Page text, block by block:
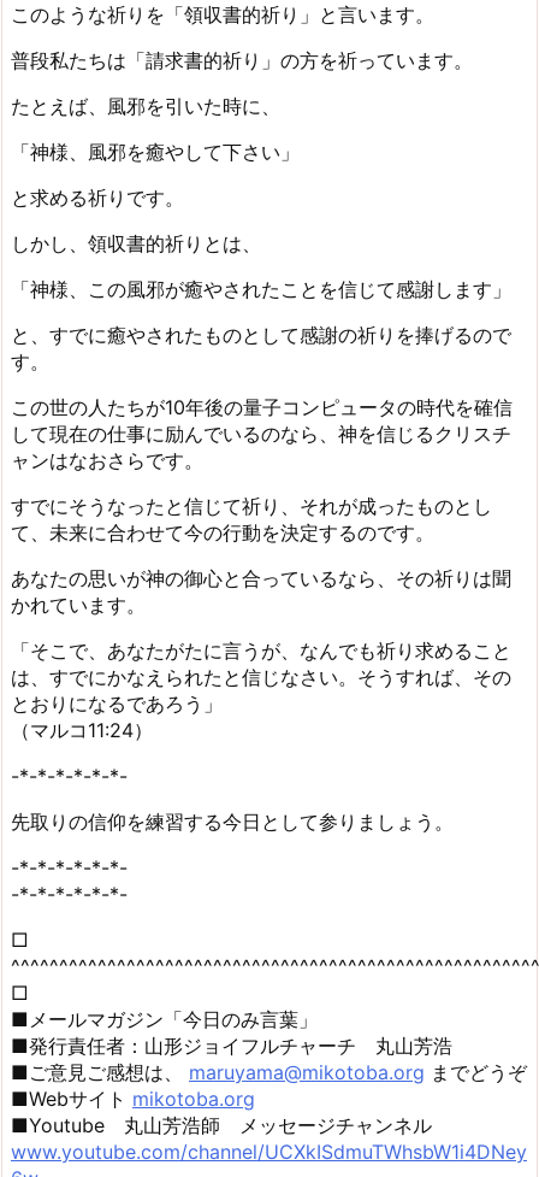
このような祈りを「領収書的祈り」と言います。
普段私たちは「請求書的祈り」の方を祈っています。
たとえば、風邪を引いた時に、
「神様、風邪を癒やして下さい」
と求める祈りです。
しかし、領収書的祈りとは、
「神様、この風邪が癒やされたことを信じて感謝します」
と、すでに癒やされたものとして感謝の祈りを捧げるので
す。
この世の人たちが10年後の量子コンピュータの時代を確信
して現在の仕事に励んでいるのなら、神を信じるクリスチ
ャンはなおさらです。
すでにそうなったと信じて祈り、それが成ったものとし
て、未来に合わせて今の行動を決定するのです。
あなたの思いが神の御心と合っているなら、その祈りは聞
かれています。
「そこで、あなたがたに言うが、なんでも祈り求めること
は、すでにかなえられたと信じなさい。そうすれば、その
とおりになるであろう」
（マルコ11:24）
-*-*-*-*-*-*-
先取りの信仰を練習する今日として参りましょう。
-*-*-*-*-*-*-
-*-*-*-*-*-*-
□
□
■メールマガジン「今日のみ言葉」
■発行責任者：山形ジョイフルチャーチ 丸山芳浩
■ご意見ご感想は、 maruyama@mikotoba.org までどうぞ
■Webサイト mikotoba.org
■Youtube 丸山芳浩師 メッセージチャンネル
www.youtube.com/channel/UCXkISdmuTWhsbW1i4DNey